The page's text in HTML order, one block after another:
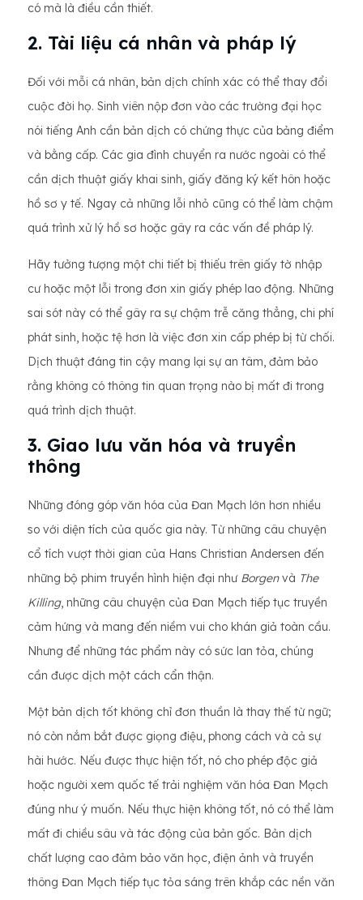
có mà là điều cần thiết.
2. Tài liệu cá nhân và pháp lý
Đối với mỗi cá nhân, bản dịch chính xác có thể thay đổi
cuộc đời họ. Sinh viên nộp đơn vào các trường đại học
nói tiếng Anh cần bản dịch có chứng thực của bảng điểm
và bằng cấp. Các gia đình chuyển ra nước ngoài có thể
cần dịch thuật giấy khai sinh, giấy đăng ký kết hôn hoặc
hồ sơ y tế. Ngay cả những lỗi nhỏ cũng có thể làm chậm
quá trình xử lý hồ sơ hoặc gây ra các vấn đề pháp lý.
Hãy tưởng tượng một chi tiết bị thiếu trên giấy tờ nhập
cư hoặc một lỗi trong đơn xin giấy phép lao động. Những
sai sót này có thể gây ra sự chậm trễ căng thẳng, chi phí
phát sinh, hoặc tệ hơn là việc đơn xin cấp phép bị từ chối.
Dịch thuật đáng tin cậy mang lại sự an tâm, đảm bảo
rằng không có thông tin quan trọng nào bị mất đi trong
quá trình dịch thuật.
3. Giao lưu văn hóa và truyền
thông
Những đóng góp văn hóa của Đan Mạch lớn hơn nhiều
so với diện tích của quốc gia này. Từ những câu chuyện
cổ tích vượt thời gian của Hans Christian Andersen đến
những bộ phim truyền hình hiện đại như Borgenvà The
Killing, những câu chuyện của Đan Mạch tiếp tục truyền
cảm hứng và mang đến niềm vui cho khán giả toàn cầu.
Nhưng để những tác phẩm này có sức lan tỏa, chúng
cần được dịch một cách cẩn thận.
Một bản dịch tốt không chỉ đơn thuần là thay thế từ ngữ;
nó còn nắm bắt được giọng điệu, phong cách và cả sự
hài hước. Nếu được thực hiện tốt, nó cho phép độc giả
hoặc người xem quốc tế trải nghiệm văn hóa Đan Mạch
đúng như ý muốn. Nếu thực hiện không tốt, nó có thể làm
mất đi chiều sâu và tác động của bản gốc. Bản dịch
chất lượng cao đảm bảo văn học, điện ảnh và truyền
thông Đan Mạch tiếp tục tỏa sáng trên khắp các nền văn